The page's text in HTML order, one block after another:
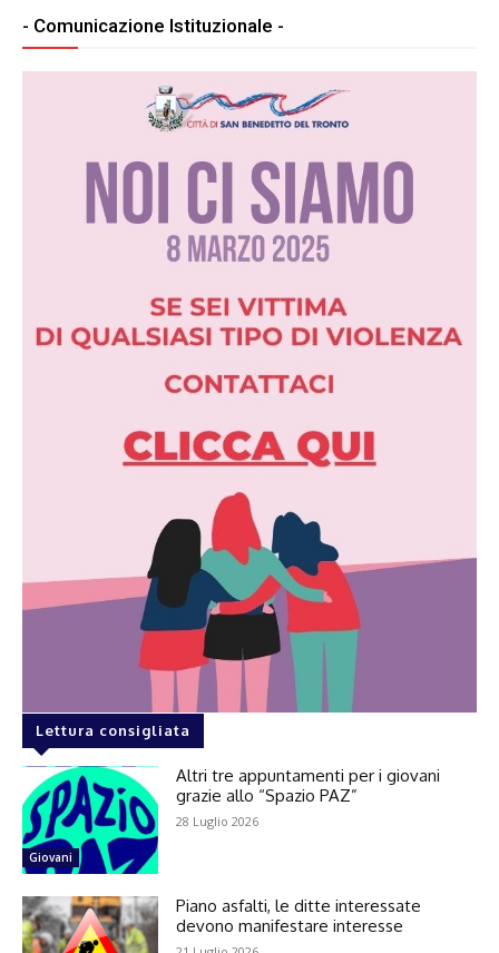
- Comunicazione Istituzionale -
Lettura consigliata
Giovani
Altri tre appuntamenti per i giovani
grazie allo “Spazio PAZ”
28 Luglio 2026
Piano asfalti, le ditte interessate
devono manifestare interesse